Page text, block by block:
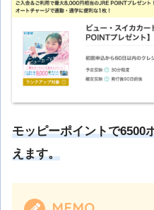
モッピーポイントで6500
えます。